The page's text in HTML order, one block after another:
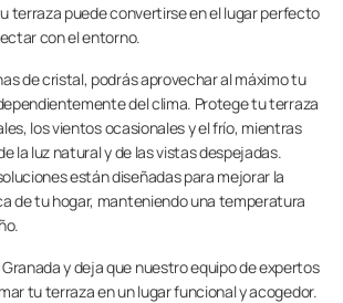
terraza puede convertirse en el lugar perfecto
con el entorno.
de cristal, podrás aprovechar al máximo tu
del clima. Protege tu terraza
los vientos ocasionales y el frío, mientras
la luz natural y de las vistas despejadas.
están diseñadas para mejorar la
de tu hogar, manteniendo una temperatura
y deja que nuestro equipo de expertos
tu terraza en un lugar funcional y acogedor.